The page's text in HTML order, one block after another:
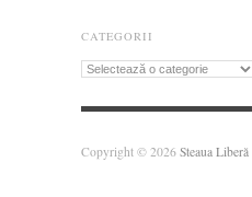
CATEGORII
Categorii
Copyright © 2026 Steaua Liberă